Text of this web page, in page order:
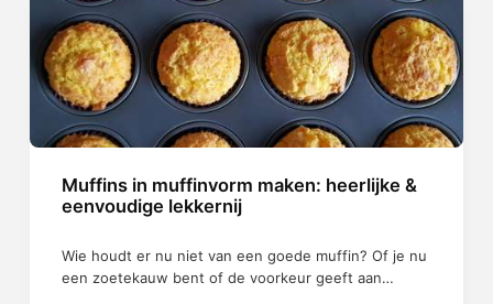
Muffins in muffinvorm maken: heerlijke &
eenvoudige lekkernij
Wie houdt er nu niet van een goede muffin? Of je nu
een zoetekauw bent of de voorkeur geeft aan…